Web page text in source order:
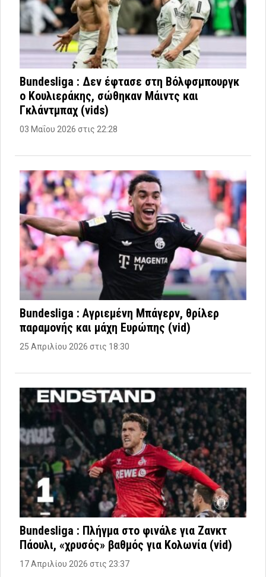
Bundesliga : Δεν έφτασε στη Βόλφσμπουργκ
ο Κουλιεράκης, σώθηκαν Μάιντς και
Γκλάντμπαχ (vids)
03 Μαΐου 2026 στις 22:28
Bundesliga : Αγριεμένη Μπάγερν, θρίλερ
παραμονής και μάχη Ευρώπης (vid)
25 Απριλίου 2026 στις 18:30
Bundesliga : Πλήγμα στο φινάλε για Ζανκτ
Πάουλι, «χρυσός» βαθμός για Κολωνία (vid)
17 Απριλίου 2026 στις 23:37